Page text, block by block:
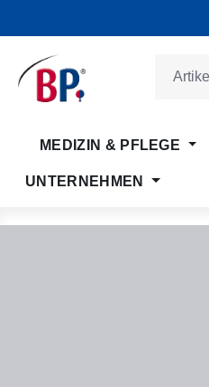
MEDIZIN & PFLEGE
UNTERNEHMEN